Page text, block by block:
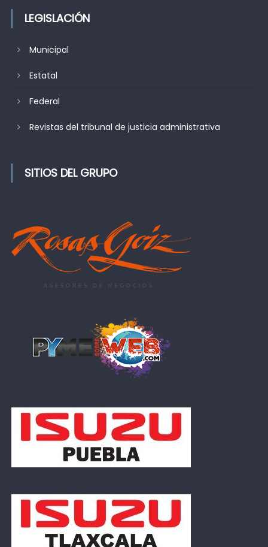
LEGISLACIÓN
Municipal
Estatal
Federal
Revistas del tribunal de justicia administrativa
SITIOS DEL GRUPO